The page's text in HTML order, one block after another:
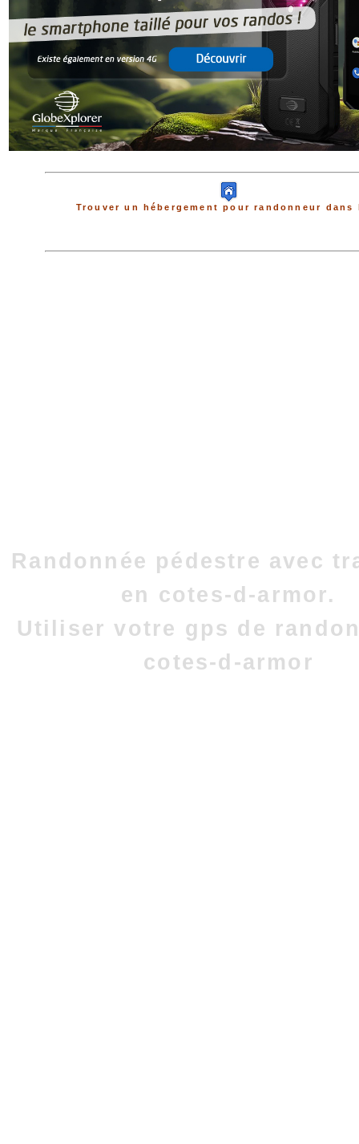
Trouver un hébergement pour randonneur dans
Randonnée pédestre avec
en cotes-d-armor.
Utiliser votre gps de
cotes-d-armor